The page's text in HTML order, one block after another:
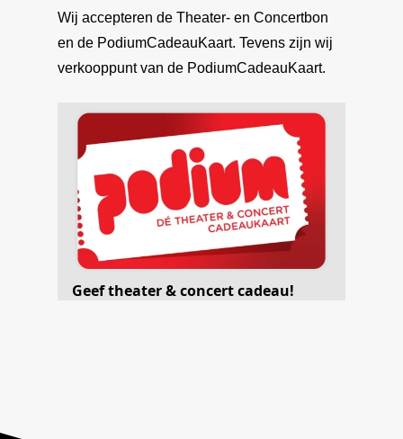
Wij accepteren de Theater- en Concertbon
en de PodiumCadeauKaart. Tevens zijn wij
verkooppunt van de PodiumCadeauKaart.
Vacatures
Verhuur
Publicaties